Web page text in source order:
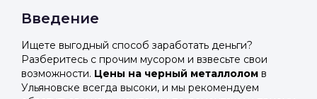
Введение
Ищете выгодный способ заработать деньги?
Разберитесь с прочим мусором и взвесьте свои
возможности. Цены на черный металлолом в
Ульяновске всегда высоки, и мы рекомендуем